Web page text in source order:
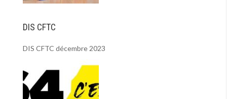
DIS CFTC
DIS CFTC décembre 2023